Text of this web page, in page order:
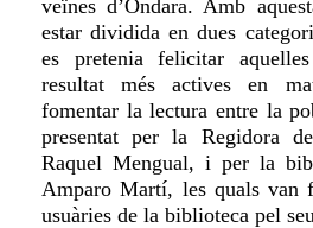
veïnes d’Ondara. Amb
estar dividida en dues
es pretenia felicitar
resultat més actives en
fomentar la lectura entre la
presentat per la Regidora
Raquel Mengual, i per la
Amparo Martí, les quals van
usuàries de la biblioteca pel